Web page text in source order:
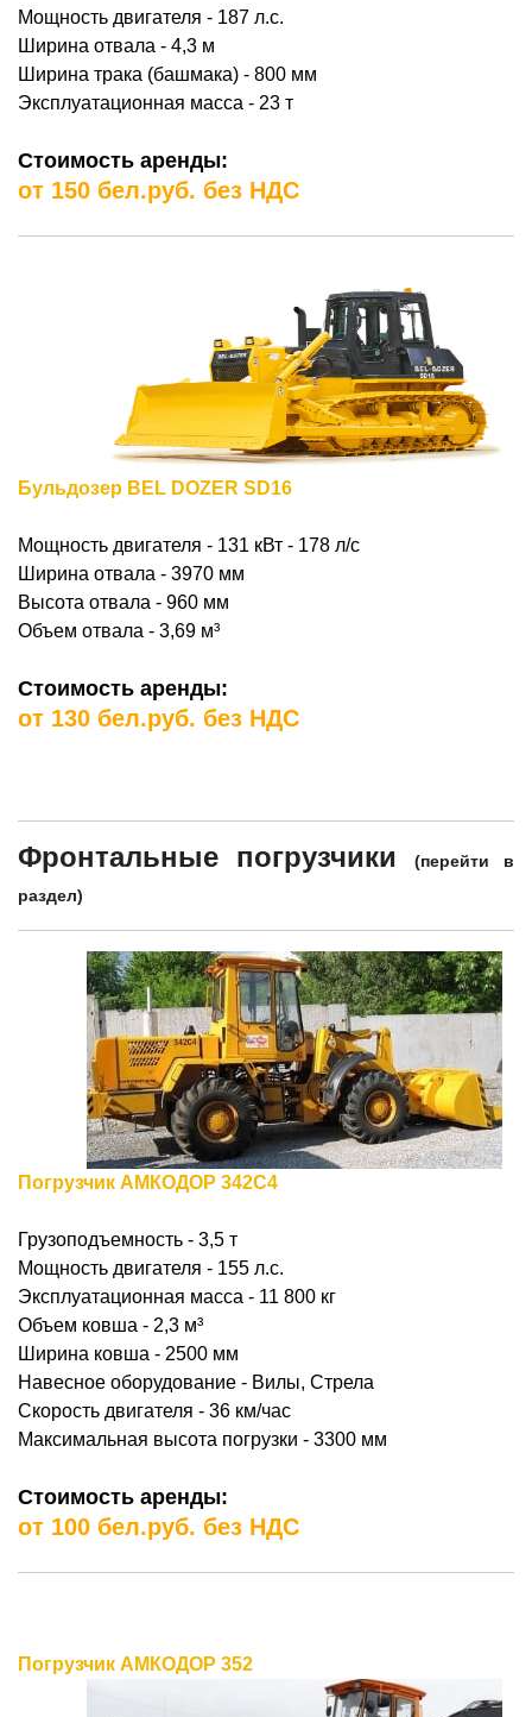
Мощность двигателя - 187 л.с.
Ширина отвала - 4,3 м
Ширина трака (башмака) - 800 мм
Эксплуатационная масса - 23 т
Стоимость аренды:
от 150 бел.руб. без НДС
Бульдозер BEL DOZER SD16
Мощность двигателя - 131 кВт - 178 л/с
Ширина отвала - 3970 мм
Высота отвала - 960 мм
Объем отвала - 3,69 м³
Стоимость аренды:
от 130 бел.руб. без НДС
Фронтальные погрузчики (перейти в
раздел)
Погрузчик АМКОДОР 342С4
Грузоподъемность - 3,5 т
Мощность двигателя - 155 л.с.
Эксплуатационная масса - 11 800 кг
Объем ковша - 2,3 м³
Ширина ковша - 2500 мм
Навесное оборудование - Вилы, Стрела
Скорость двигателя - 36 км/час
Максимальная высота погрузки - 3300 мм
Стоимость аренды:
от 100 бел.руб. без НДС
Погрузчик АМКОДОР 352